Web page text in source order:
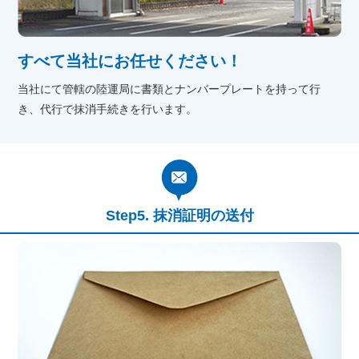
すべて当社にお任せください！
当社にて管轄の陸運局に書類とナンバープレートを持って行
き、代行で抹消手続きを行います。
抹消証明の送付